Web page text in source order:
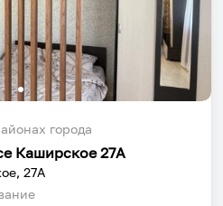
города
Каширское 27А
27А